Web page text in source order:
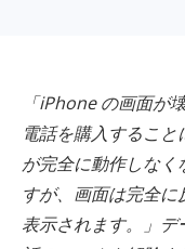
「iPhone の画面が
電話を購入するこ
が完全に動作しなく
すが、画面は完全
表示されます。」